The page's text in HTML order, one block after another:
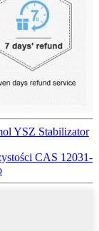
YSZ Stabilizator
CAS 12031-